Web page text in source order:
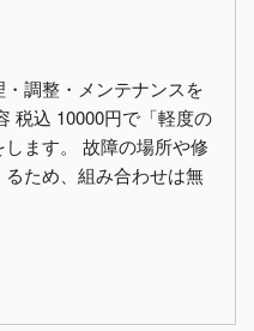
調整・メンテナンスを
税込 10000円で「軽度の
ます。 故障の場所や修
ため、組み合わせは無